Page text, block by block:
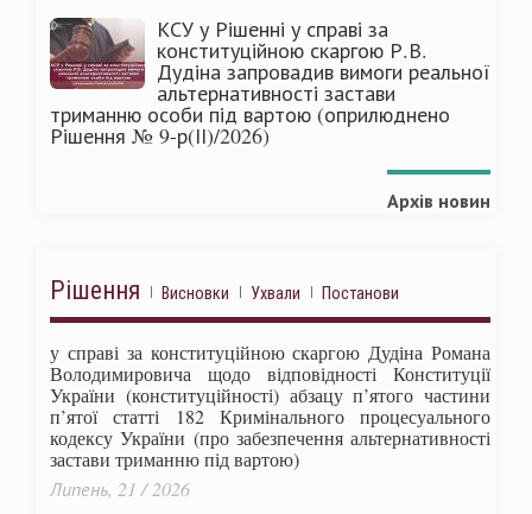
КСУ у Рішенні у справі за
конституційною скаргою Р.В.
Дудіна запровадив вимоги реальної
альтернативності застави
триманню особи під вартою (оприлюднено
Рішення № 9-р(ІІ)/2026)
Архів новин
Рішення Висновки Ухвали Постанови
у справі за конституційною скаргою Дудіна Романа
Володимировича щодо відповідності Конституції
України (конституційності) абзацу п’ятого частини
п’ятої статті 182 Кримінального процесуального
кодексу України (про забезпечення альтернативності
застави триманню під вартою)
Липень, 21 / 2026